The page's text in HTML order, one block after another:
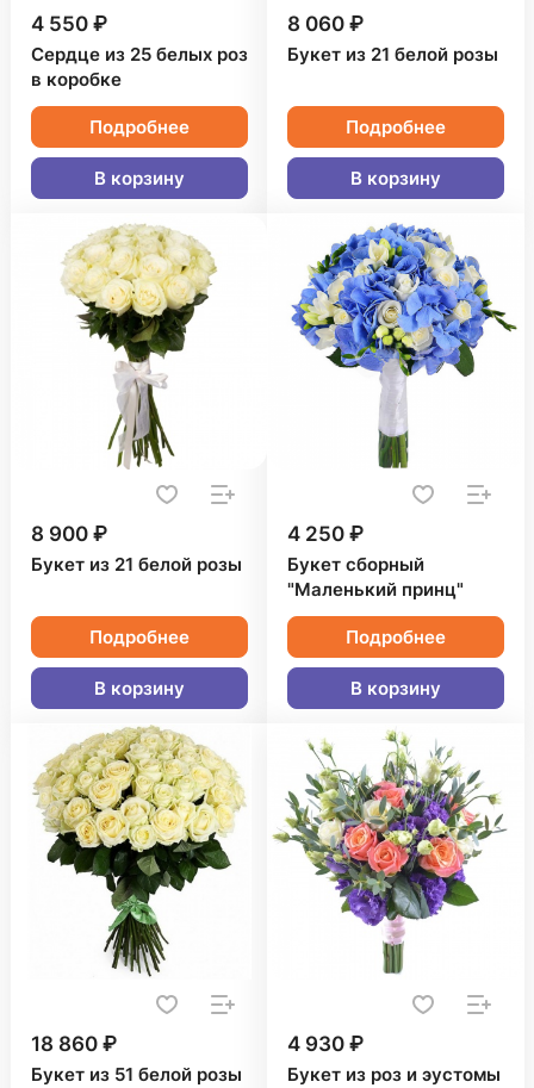
4 550 ₽
Сердце из 25 белых роз
в коробке
Подробнее
В корзину
8 060 ₽
Букет из 21 белой розы
Подробнее
В корзину
8 900 ₽
Букет из 21 белой розы
Подробнее
В корзину
4 250 ₽
Букет сборный
"Маленький принц"
Подробнее
В корзину
18 860 ₽
Букет из 51 белой розы
4 930 ₽
Букет из роз и эустомы